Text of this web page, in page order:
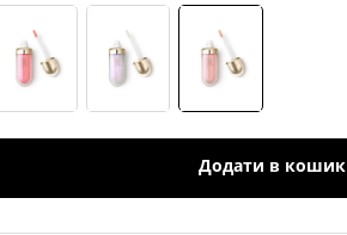
Додати в кошик